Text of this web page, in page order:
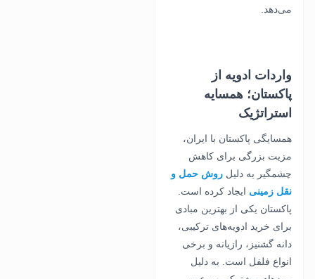
می‌دهد.
واردات ادویه از
پاکستان؛ همسایه
استراتژیک
همسایگی پاکستان با ایران،
مزیت بزرگی برای کاهش
چشمگیر به دلیل روش حمل و
نقل زمینی ایجاد کرده است.
پاکستان یکی از بهترین مبادی
برای خرید ادویه‌های ترکیبی،
دانه گشنیز، رازیانه و برخی
انواع فلفل است. به دلیل